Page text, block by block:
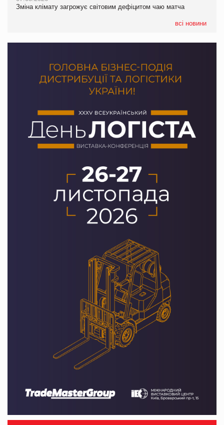
Зміна клімату загрожує світовим дефіцитом чаю матча
всі новини
EVA.UA запустила кампанію «Хто б знав» про асортимент,